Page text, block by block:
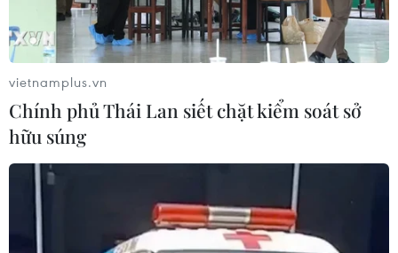
vietnamplus.vn
Chính phủ Thái Lan siết chặt kiểm soát sở
hữu súng